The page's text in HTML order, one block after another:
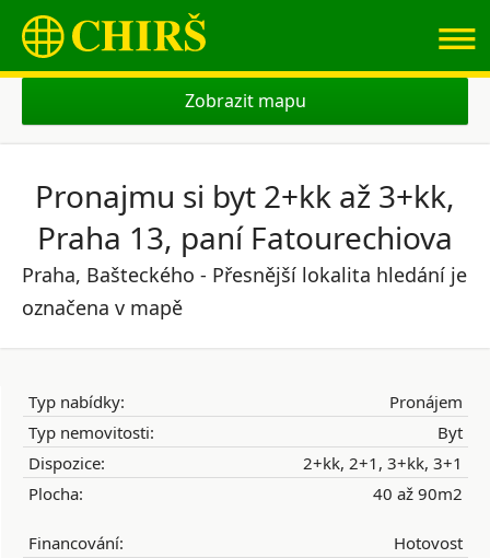
≡
Zobrazit mapu
Pronajmu si byt 2+kk až 3+kk,
Praha 13, paní Fatourechiova
Praha, Bašteckého - Přesnější lokalita hledání je
označena v mapě
Typ nabídky:
Pronájem
Typ nemovitosti:
Byt
Dispozice:
2+kk, 2+1, 3+kk, 3+1
Plocha:
40 až 90m2
Financování:
Hotovost